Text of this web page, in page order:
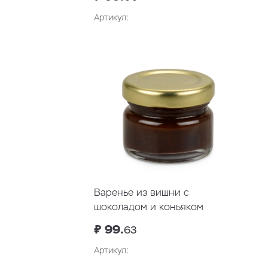
Артикул:
Варенье из вишни с
шоколадом и коньяком
₽ 99.63
Артикул: